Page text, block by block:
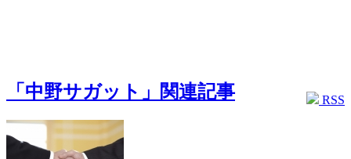
RSS
「中野サガット」関連記事